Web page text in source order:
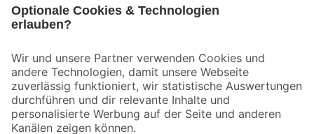
Der toom Newsletter: Keine Angebote und Aktionen mehr verpassen!
Zur Newsletter Anmeldung
Folge uns